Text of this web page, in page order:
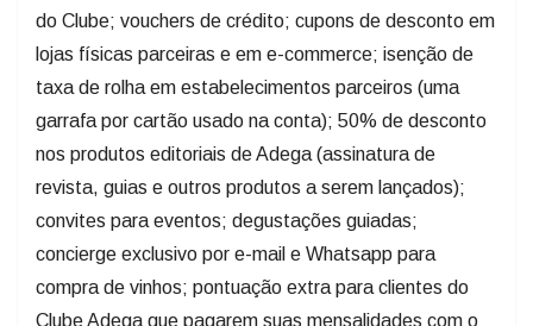
do Clube; vouchers de crédito; cupons de desconto em
lojas físicas parceiras e em e-commerce; isenção de
taxa de rolha em estabelecimentos parceiros (uma
garrafa por cartão usado na conta); 50% de desconto
nos produtos editoriais de Adega (assinatura de
revista, guias e outros produtos a serem lançados);
convites para eventos; degustações guiadas;
concierge exclusivo por e-mail e Whatsapp para
compra de vinhos; pontuação extra para clientes do
Clube Adega que pagarem suas mensalidades com o